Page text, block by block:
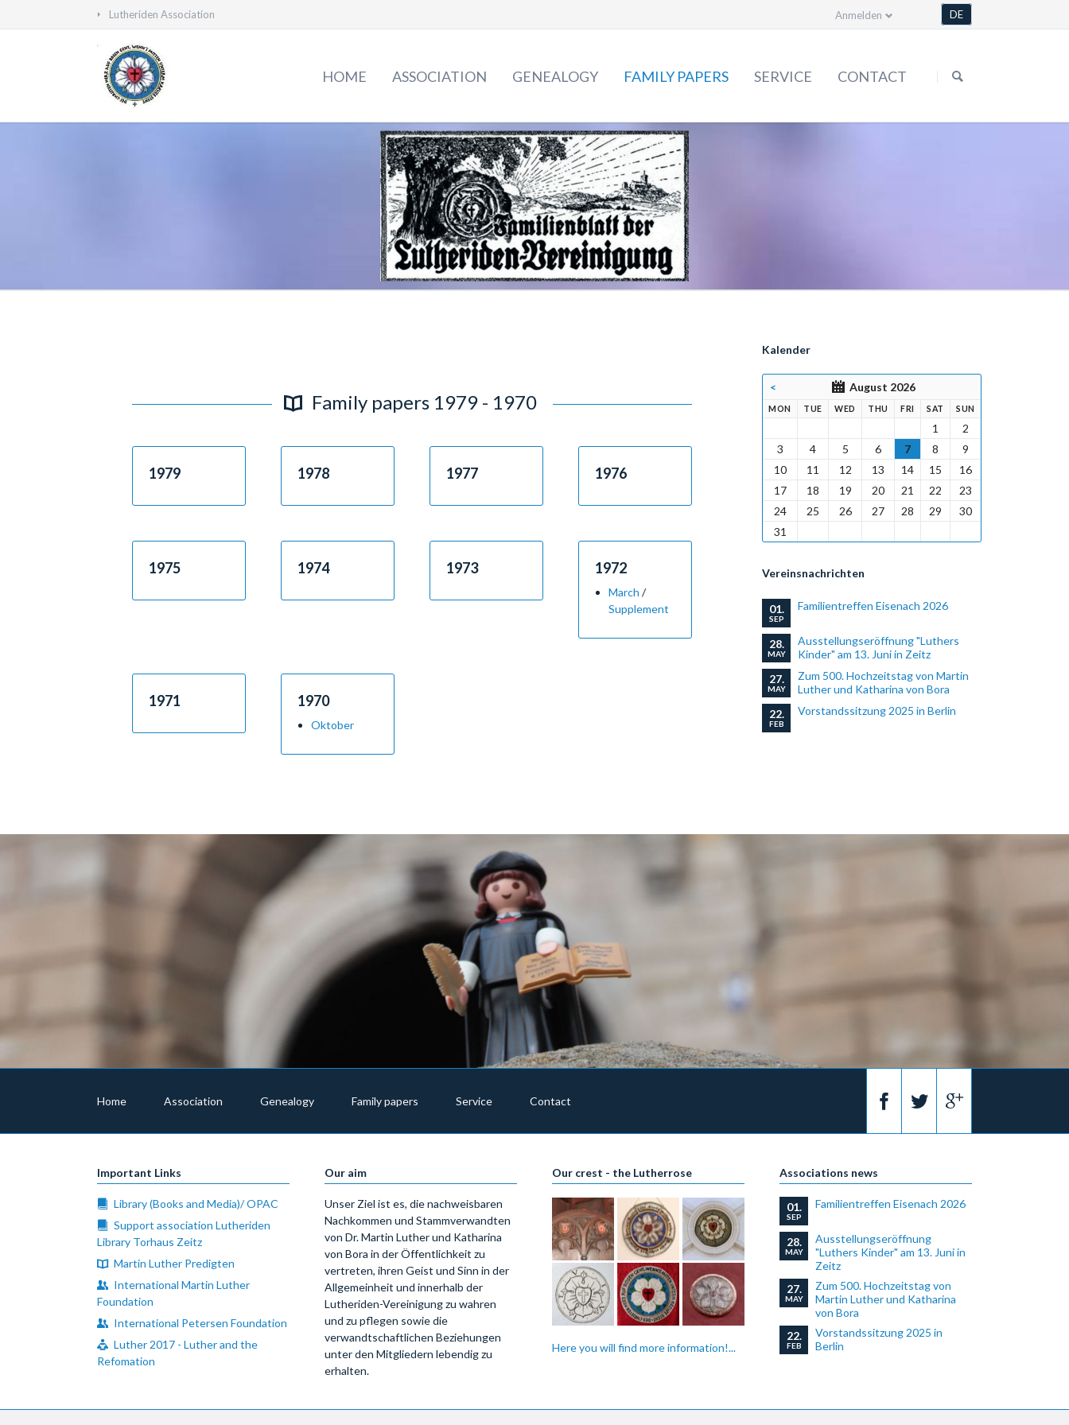
Lutheriden Association DE
Anmelden
HOME ASSOCIATION
The Lutheriden
Board
Archive & Library
Family gatherings
Luther rose
News
Veranstaltungskalender
GENEALOGY FAMILY PAPERS
2029 - 2020
2019 - 2010
2009 - 2000
1999 - 1990
1989 - 1980
1969 - 1960
SERVICE CONTACT
Family papers 1979 - 1970
1979 1978 1977 1976
1975 1974 1973 1972
March /
Supplement
1971 1970
Oktober
Kalender
< August 2026
MON DAYTUE SDAY
WED NESDAY
THU RSDAY
FRI DAYSAT URDAY
SUN
1
2
3
4 5 6 7 8
9
10
11 12 13 14 15
16
17
18 19 20 21 22
23
24
25 26 27 28 29
30
31
Vereinsnachrichten
01.
SEP
Familientreffen Eisenach 2026
28.
MAY
Ausstellungseröffnung "Luthers
Kinder" am 13. Juni in Zeitz
27.
MAY
Zum 500. Hochzeitstag von Martin
Luther und Katharina von Bora
22.
FEB
Vorstandssitzung 2025 in Berlin
Home Association Genealogy Family papers Service Contact
Important Links
Library (Books and Media)/ OPAC
Support association Lutheriden
Library Torhaus Zeitz
Martin Luther Predigten
International Martin Luther
Foundation
International Petersen Foundation
Luther 2017 - Luther and the
Refomation
Our aim
Unser Ziel ist es, die nachweisbaren
Nachkommen und Stammverwandten
von Dr. Martin Luther und Katharina
von Bora in der Öffentlichkeit zu
vertreten, ihren Geist und Sinn in der
Allgemeinheit und innerhalb der
Lutheriden-Vereinigung zu wahren
und zu pflegen sowie die
verwandtschaftlichen Beziehungen
unter den Mitgliedern lebendig zu
erhalten.
Our crest - the Lutherrose
Here you will find more information!...
Associations news
01.
SEP
Familientreffen Eisenach 2026
28.
MAY
Ausstellungseröffnung
"Luthers Kinder" am 13. Juni in
Zeitz
27.
MAY
Zum 500. Hochzeitstag von
Martin Luther und Katharina
von Bora
22.
FEB
Vorstandssitzung 2025 in
Berlin